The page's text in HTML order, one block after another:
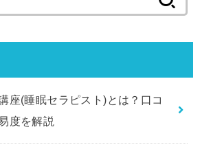
索:
座(睡眠セラピスト)とは？口コ
度を解説